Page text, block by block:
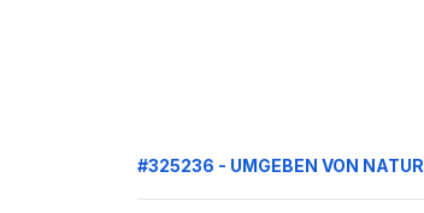
#325236 - UMGEBEN VON NATUR